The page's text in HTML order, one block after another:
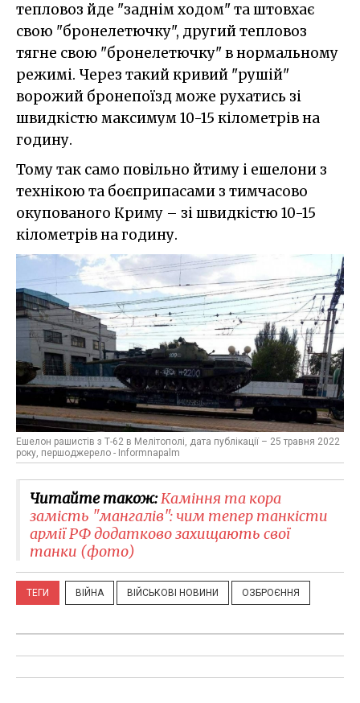
тепловоз йде "заднім ходом" та штовхає
свою "бронелетючку", другий тепловоз
тягне свою "бронелетючку" в нормальному
режимі. Через такий кривий "рушій"
ворожий бронепоїзд може рухатись зі
швидкістю максимум 10-15 кілометрів на
годину.
Тому так само повільно йтиму і ешелони з
технікою та боєприпасами з тимчасово
окупованого Криму – зі швидкістю 10-15
кілометрів на годину.
Ешелон рашистів з Т-62 в Мелітополі, дата публікації – 25 травня 2022
року, першоджерело - Informnapalm
Читайте також:Каміння та кора
замість "мангалів": чим тепер танкісти
армії РФ додатково захищають свої
танки (фото)
ТЕГИ ВІЙНА ВІЙСЬКОВІ НОВИНИ ОЗБРОЄННЯ